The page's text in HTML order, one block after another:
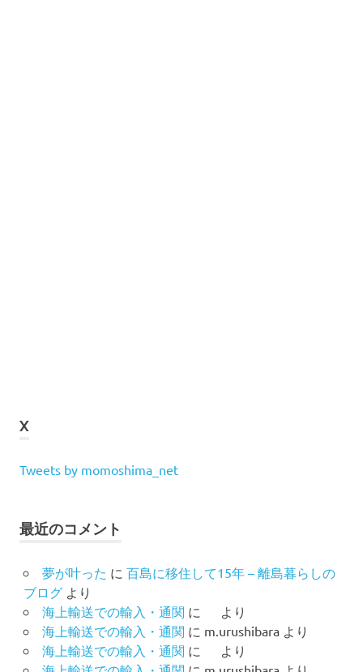
X
Tweets by momoshima_net
最近のコメント
夢が叶った に 百島に移住して15年 – 離島暮らしの
ブログより
海上輸送での輸入・通関 に
より
海上輸送での輸入・通関 に m.urushibaraより
海上輸送での輸入・通関 に
より